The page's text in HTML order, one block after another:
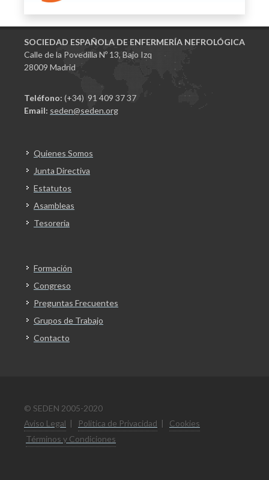
SOCIEDAD ESPAÑOLA DE ENFERMERÍA NEFROLÓGICA
Calle de la Povedilla Nº 13, Bajo Izq
28009 Madrid
Teléfono: (+34) 91 409 37 37
Email: seden@seden.org
Quienes Somos
Junta Directiva
Estatutos
Asambleas
Tesoreria
Formación
Congreso
Preguntas Frecuentes
Grupos de Trabajo
Contacto
© SEDEN 2005-2020
Aviso Legal | Politica de Privacidad |
Cookies
Términos y Condiciones